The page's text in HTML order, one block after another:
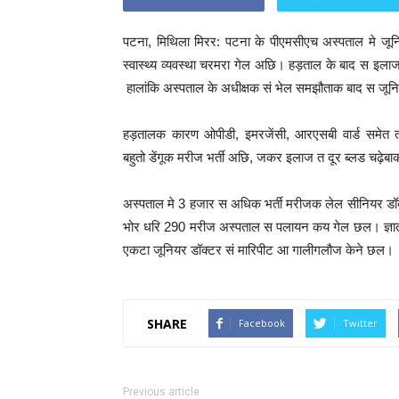
पटना, मिथिला मिरर: पटना के पीएमसीएच अस्पताल मे
स्वास्थ्य व्यवस्था चरमरा गेल अछि। हड़ताल के बाद स
हालांकि अस्पताल के अधीक्षक सं भेल समझौताक बाद स
हड़तालक कारण ओपीडी, इमरजेंसी, आरएसबी वार्ड
बहुतो डेंगूक मरीज भर्ती अछि, जकर इलाज त दूर ब्लड
अस्पताल मे 3 हजार स अधिक भर्ती मरीजक लेल सीनियर
भोर धरि 290 मरीज अस्पताल स पलायन कय गेल छल।
एकटा जूनियर डॉक्टर सं मारिपीट आ गालीगलौज केने छल।
SHARE Facebook Twitter
Previous article